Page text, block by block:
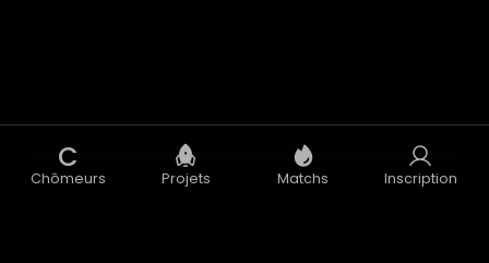
C
Chômeurs Projets Matchs Inscription